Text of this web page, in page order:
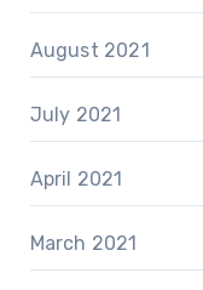
August 2021
July 2021
April 2021
March 2021